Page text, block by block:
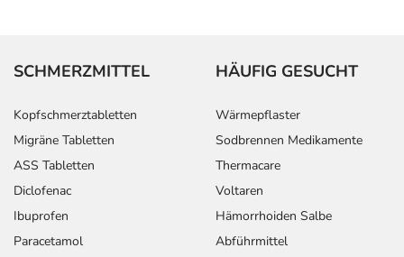
SCHMERZMITTEL
Kopfschmerztabletten
Migräne Tabletten
ASS Tabletten
Diclofenac
Ibuprofen
Paracetamol
HÄUFIG GESUCHT
Wärmepflaster
Sodbrennen Medikamente
Thermacare
Voltaren
Hämorrhoiden Salbe
Abführmittel